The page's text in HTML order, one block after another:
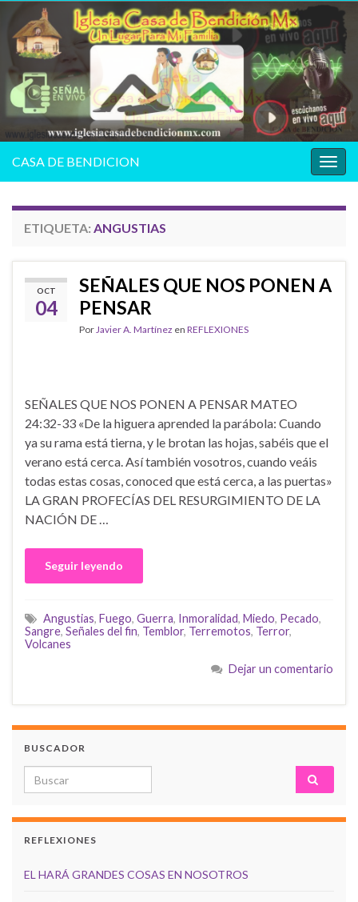
la
CASA DE BENDICION
ETIQUETA: ANGUSTIAS
OCT
04
SEÑALES QUE NOS PONEN A
PENSAR
Por Javier A. Martínez en REFLEXIONES
SEÑALES QUE NOS PONEN A PENSAR MATEO
24:32-33 «De la higuera aprended la parábola: Cuando
ya su rama está tierna, y le brotan las hojas, sabéis que el
verano está cerca. Así también vosotros, cuando veáis
todas estas cosas, conoced que está cerca, a las puertas»
LA GRAN PROFECÍAS DEL RESURGIMIENTO DE LA
NACIÓN DE …
Seguir leyendo
Angustias, Fuego, Guerra, Inmoralidad, Miedo, Pecado,
Sangre, Señales del fin, Temblor, Terremotos, Terror,
Volcanes
Dejar un comentario
BUSCADOR
Search for:
REFLEXIONES
EL HARÁ GRANDES COSAS EN NOSOTROS